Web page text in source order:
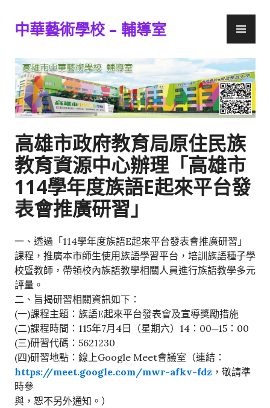
至
主
內
容
中華藝術學校 – 輔導室
高雄市政府教育局原住民族
教育資源中心辦理「高雄市
114學年度族語E起來平台發
表會推廣研習」
一、透過「114學年度族語E起來平台發表會推廣研習」
課程，推廣本市師生使用族語學習平台，培訓族語種子學
校暨教師，帶領校內族語教學相關人員進行族語教學多元
評量。
二、旨揭研習相關資訊如下：
(一)課程主題：族語E起來平台發表會及宣導獎勵措施
(二)課程時間：115年7月4日（星期六）14：00─15：00
(三)研習代碼：5621230
(四)研習地點：線上Google Meet會議室（連結：
https://meet.google.com/mwr-afkv-fdz ，敬請準
時參
與，恕不另外通知。）